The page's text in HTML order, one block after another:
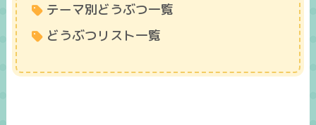
テーマ別どうぶつ一覧
どうぶつリスト一覧